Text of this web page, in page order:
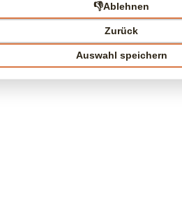
👎Ablehnen
Zurück
Auswahl speichern